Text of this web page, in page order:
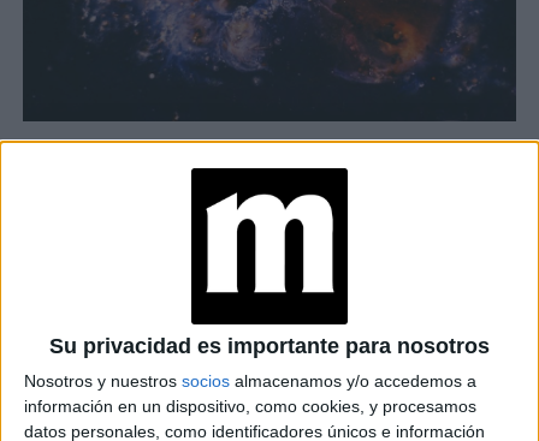
Su privacidad es importante para nosotros
Nosotros y nuestros socios almacenamos y/o accedemos a
información en un dispositivo, como cookies, y procesamos
datos personales, como identificadores únicos e información
TAMBIÉN TE PUEDE INTERESAR
CLAIRE: LAS
PREDICCIONES
SEMANALES PARA
TODOS LOS SIGNOS
HORÓSCOPO DE